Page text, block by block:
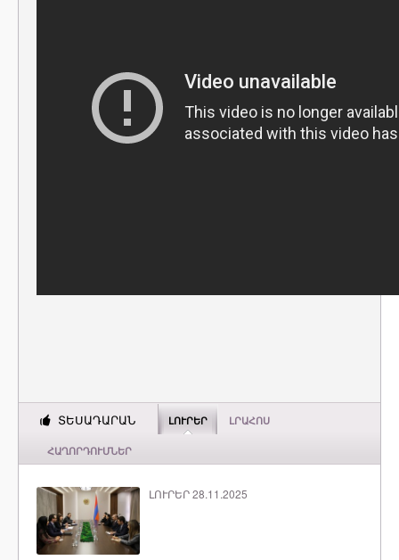
ՏԵՍԱԴԱՐԱՆ ԼՈՒՐԵՐ ԼՐԱՀՈՍ
ՀԱՂՈՐԴՈՒՄՆԵՐ
ԼՈՒՐԵՐ 28.11.2025